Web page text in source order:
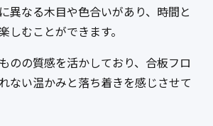
異なる木目や色合いがあり、時間と
しむことができます。
のの質感を活かしており、合板フロ
ない温かみと落ち着きを感じさせて